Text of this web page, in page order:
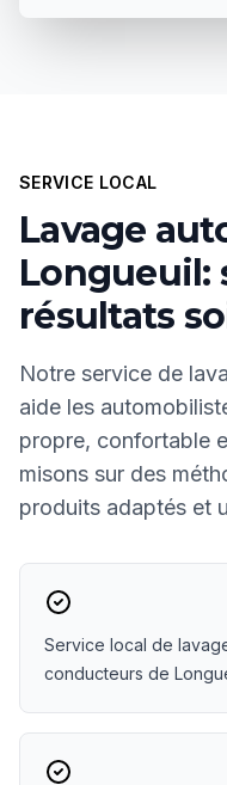
SERVICE LOCAL
Lavage
Longueuil:
résultats
Notre service de
aide les
propre, confortable
misons sur des
produits adaptés et
Service local de
conducteurs de